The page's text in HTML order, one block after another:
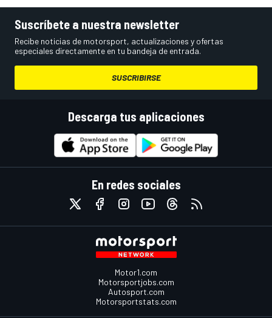
Suscríbete a nuestra newsletter
Recibe noticias de motorsport, actualizaciones y ofertas
especiales directamente en tu bandeja de entrada.
SUSCRIBIRSE
Descarga tus aplicaciones
En redes sociales
Motor1.com
Motorsportjobs.com
Autosport.com
Motorsportstats.com